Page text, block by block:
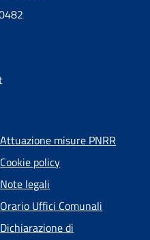
Attuazione misure PNRR
Cookie policy
Note legali
Orario Uffici Comunali
Dichiarazione di